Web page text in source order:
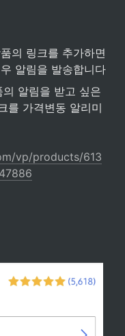
의 링크를 추가하면
알림을 발송합니다
알림을 받고 싶은
를 가격변동 알리미
vp/products/613